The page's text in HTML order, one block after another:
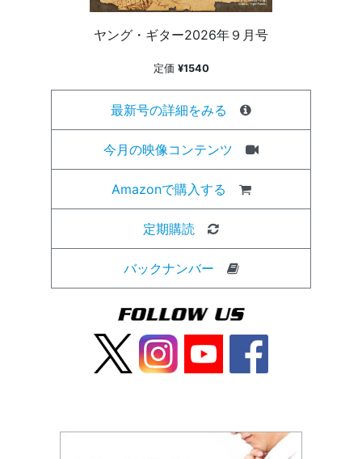
ヤング・ギター2026年９月号
定価 ¥1540
最新号の詳細をみる
今月の映像コンテンツ
Amazonで購入する
定期購読
バックナンバー